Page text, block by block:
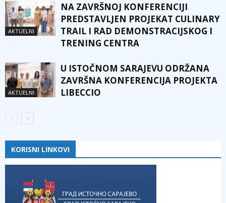
AKTUELNI
NA ZAVRŠNOJ KONFERENCIJI
PREDSTAVLJEN PROJEKAT CULINARY
TRAIL I RAD DEMONSTRACIJSKOG I
TRENING CENTRA
AKTUELNI
U ISTOČNOM SARAJEVU ODRŽANA
ZAVRŠNA KONFERENCIJA PROJEKTA
LIBECCIO
KORISNI LINKOVI